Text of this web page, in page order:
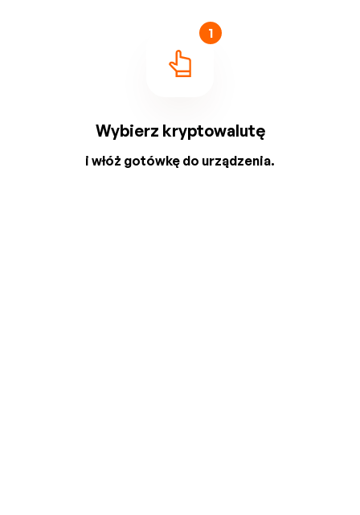
1
Wybierz kryptowalutę
i włóż gotówkę do urządzenia.